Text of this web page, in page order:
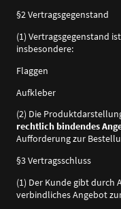
§2 Vertragsgegenstand
(1) Vertragsgegenstand
insbesondere:
Flaggen
Aufkleber
(2) Die
rechtlich bindendes
Aufforderung zur
§3 Vertragsschluss
(1) Der Kunde gibt durch
verbindliches Angebot